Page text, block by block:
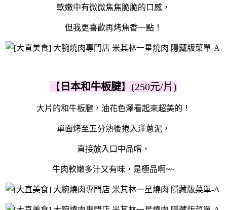
軟嫩中有微微焦焦脆脆的口感，
但我更喜歡再烤焦香一點！
【 日本和牛板腱】(250元/片)
大片的和牛板腱，油花色澤看起來超美的！
單面烤至五分熟後捲入洋蔥泥，
直接放入口中品嚐，
牛肉軟嫩多汁又有味，是極品啊~~